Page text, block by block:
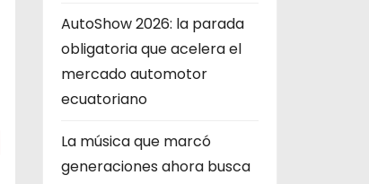
AutoShow 2026: la parada
obligatoria que acelera el
mercado automotor
ecuatoriano
La música que marcó
generaciones ahora busca